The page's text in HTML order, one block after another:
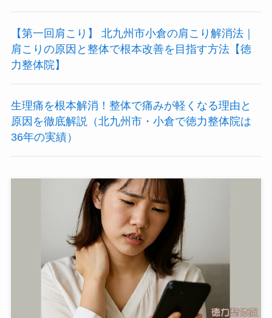
【第一回肩こり】 北九州市小倉の肩こり解消法｜
肩こりの原因と整体で根本改善を目指す方法【徳
力整体院】
生理痛を根本解消！整体で痛みが軽くなる理由と
原因を徹底解説（北九州市・小倉で徳力整体院は
36年の実績）